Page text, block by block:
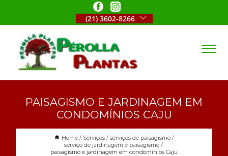
(21) 3602-8266
PAISAGISMO E JARDINAGEM EM
CONDOMÍNIOS CAJU
Home Serviços
serviços de paisagismo
serviço de jardinagem e paisagismo
paisagismo e jardinagem em condomínios Caju